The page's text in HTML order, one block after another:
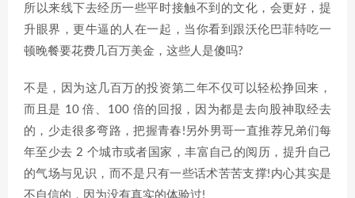
所以来线下去经历一些平时接触不到的文化，会更好，提
升眼界，更牛逼的人在一起，当你看到跟沃伦巴菲特吃一
顿晚餐要花费几百万美金，这些人是傻吗?
不是，因为这几百万的投资第二年不仅可以轻松挣回来，
而且是 10 倍、100 倍的回报，因为都是去向股神取经去
的，少走很多弯路，把握青春!另外男哥一直推荐兄弟们每
年至少去 2 个城市或者国家，丰富自己的阅历，提升自己
的气场与见识，而不是只有一些话术苦苦支撑!内心其实是
不自信的，因为没有真实的体验过!